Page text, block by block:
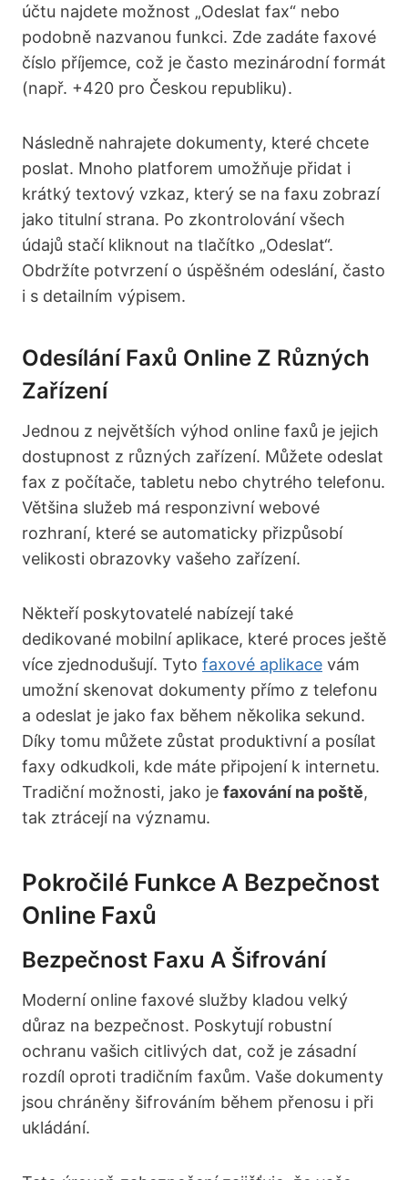
účtu najdete možnost „Odeslat fax“ nebo
podobně nazvanou funkci. Zde zadáte faxové
číslo příjemce, což je často mezinárodní formát
(např. +420 pro Českou republiku).
Následně nahrajete dokumenty, které chcete
poslat. Mnoho platforem umožňuje přidat i
krátký textový vzkaz, který se na faxu zobrazí
jako titulní strana. Po zkontrolování všech
údajů stačí kliknout na tlačítko „Odeslat“.
Obdržíte potvrzení o úspěšném odeslání, často
i s detailním výpisem.
Odesílání Faxů Online Z Různých
Zařízení
Jednou z největších výhod online faxů je jejich
dostupnost z různých zařízení. Můžete odeslat
fax z počítače, tabletu nebo chytrého telefonu.
Většina služeb má responzivní webové
rozhraní, které se automaticky přizpůsobí
velikosti obrazovky vašeho zařízení.
Někteří poskytovatelé nabízejí také
dedikované mobilní aplikace, které proces ještě
více zjednodušují. Tyto faxové aplikace vám
umožní skenovat dokumenty přímo z telefonu
a odeslat je jako fax během několika sekund.
Díky tomu můžete zůstat produktivní a posílat
faxy odkudkoli, kde máte připojení k internetu.
Tradiční možnosti, jako je faxování na poště,
tak ztrácejí na významu.
Pokročilé Funkce A Bezpečnost
Online Faxů
Bezpečnost Faxu A Šifrování
Moderní online faxové služby kladou velký
důraz na bezpečnost. Poskytují robustní
ochranu vašich citlivých dat, což je zásadní
rozdíl oproti tradičním faxům. Vaše dokumenty
jsou chráněny šifrováním během přenosu i při
ukládání.